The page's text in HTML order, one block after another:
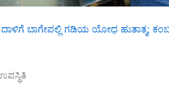
ಬಾಗೇಪಲ್ಲಿ ಗಡಿಯ ಯೋಧ ಹುತಾತ್ಮ;